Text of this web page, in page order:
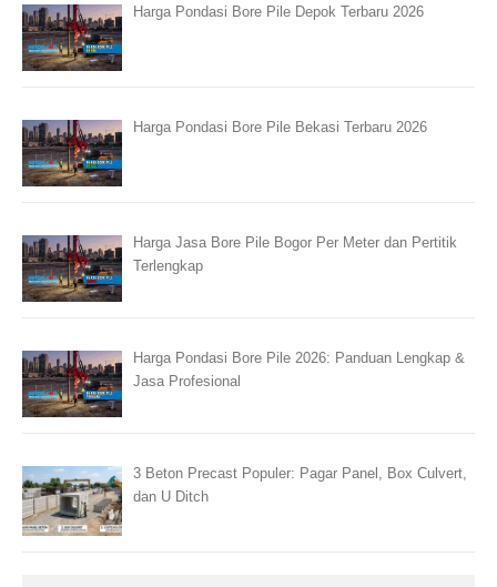
Harga Pondasi Bore Pile Depok Terbaru 2026
Harga Pondasi Bore Pile Bekasi Terbaru 2026
Harga Jasa Bore Pile Bogor Per Meter dan Pertitik
Terlengkap
Harga Pondasi Bore Pile 2026: Panduan Lengkap &
Jasa Profesional
3 Beton Precast Populer: Pagar Panel, Box Culvert,
dan U Ditch